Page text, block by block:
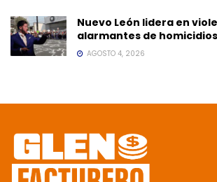
Nuevo León lidera en
alarmantes de
AGOSTO 4, 2026